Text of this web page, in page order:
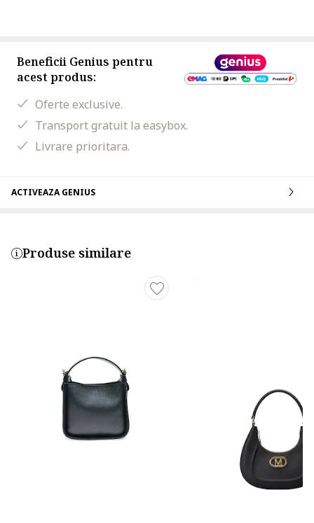
Beneficii Genius pentru
acest produs:
Oferte exclusive.
Transport gratuit la easybox.
Livrare prioritara.
ACTIVEAZA GENIUS
Produse similare